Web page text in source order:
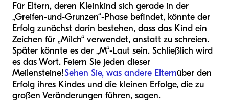
Für Eltern, deren Kleinkind sich gerade in der
„Greifen-und-Grunzen“-Phase befindet, könnte der
Erfolg zunächst darin bestehen, dass das Kind ein
Zeichen für „Milch“ verwendet, anstatt zu schreien.
Später könnte es der „M“-Laut sein. Schließlich wird
es das Wort. Feiern Sie jeden dieser
Meilensteine!Sehen Sie, was andere Elternüber den
Erfolg ihres Kindes und die kleinen Erfolge, die zu
großen Veränderungen führen, sagen.